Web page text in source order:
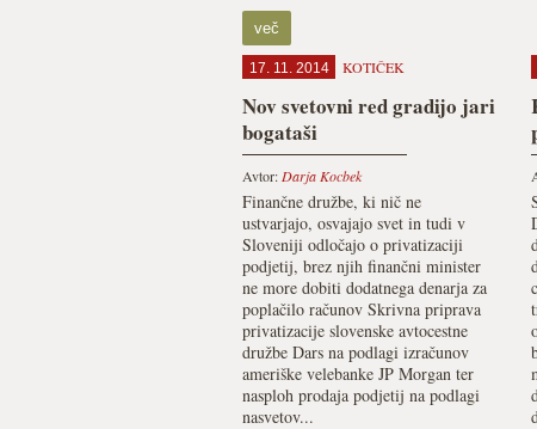
več
17. 11. 2014 KOTIČEK
Nov svetovni red gradijo jari
bogataši
Avtor: Darja Kocbek
Finančne družbe, ki nič ne
ustvarjajo, osvajajo svet in tudi v
Sloveniji odločajo o privatizaciji
podjetij, brez njih finančni minister
ne more dobiti doda­tnega denarja za
poplačilo računov Skrivna priprava
privatizacije slo­venske avtocestne
družbe Dars na podlagi izračunov
ameriške velebanke JP Morgan ter
nasploh prodaja podjetij na podlagi
na­svetov...